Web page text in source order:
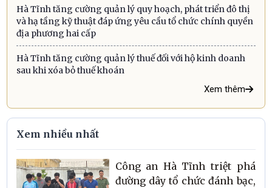
Hà Tĩnh tăng cường quản lý quy hoạch, phát triển đô thị
và hạ tầng kỹ thuật đáp ứng yêu cầu tổ chức chính quyền
địa phương hai cấp
Hà Tĩnh tăng cường quản lý thuế đối với hộ kinh doanh
sau khi xóa bỏ thuế khoán
Xem thêm
Xem nhiều nhất
Công an Hà Tĩnh triệt phá
đường dây tổ chức đánh bạc,